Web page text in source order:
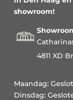
showroom!
4811 XD
Maandag:
Dinsdag: